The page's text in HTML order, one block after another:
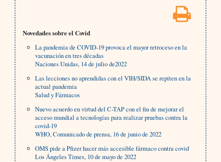
Novedades sobre el Covid
La pandemia de COVID-19 provoca el mayor retroceso en la
vacunación en tres décadas
Naciones Unidas, 14 de julio de2022
Las lecciones no aprendidas con el VIH/SIDA se repiten en la
actual pandemia
Salud y Fármacos
Nuevo acuerdo en virtud del C-TAP con el fin de mejorar el
acceso mundial a tecnologías para realizar pruebas contra la
covid-19
WHO, Comunicado de prensa, 16 de junio de 2022
OMS pide a Pfizer hacer más accesible fármaco contra covid
Los Ángeles Times, 10 de mayo de 2022